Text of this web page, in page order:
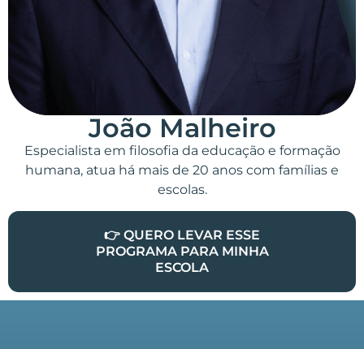
João Malheiro
Especialista em filosofia da educação e formação
humana, atua há mais de 20 anos com famílias e
escolas.
👉 QUERO LEVAR ESSE
PROGRAMA PARA MINHA
ESCOLA